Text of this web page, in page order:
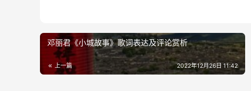
邓丽君《小城故事》歌词表达及评论赏析
上一篇 2022年12月26日 11:42